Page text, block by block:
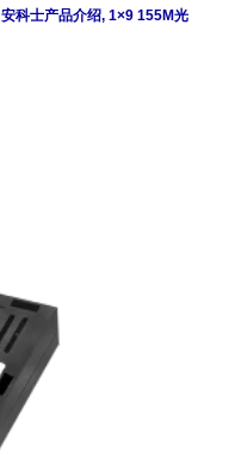
安科士产品介绍, 1×9 155M光